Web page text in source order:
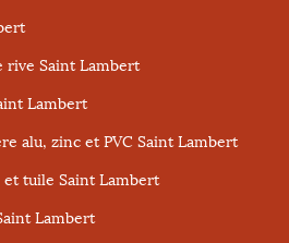
rive Saint Lambert
Lambert
alu, zinc et PVC Saint Lambert
tuile Saint Lambert
Lambert